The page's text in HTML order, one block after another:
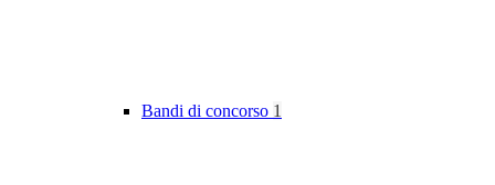
Bandi di concorso 1